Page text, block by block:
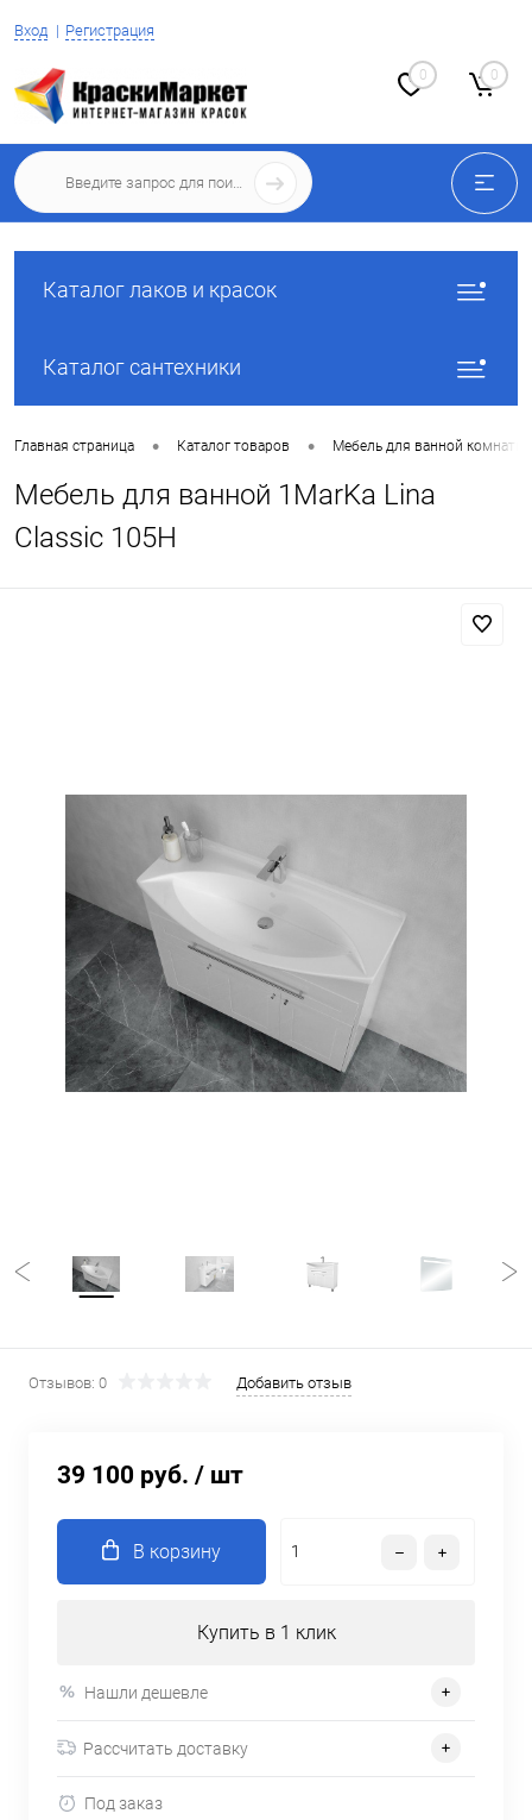
Вход Регистрация
0 0
Каталог лаков и красок
Каталог сантехники
Главная страница • Каталог товаров • Мебель для ванной комнаты
Мебель для ванной 1MarKa Lina
Classic 105Н
Отзывов: 0 Добавить отзыв
39 100 руб. / шт
В корзину
Купить в 1 клик
Нашли дешевле
Рассчитать доставку
Под заказ